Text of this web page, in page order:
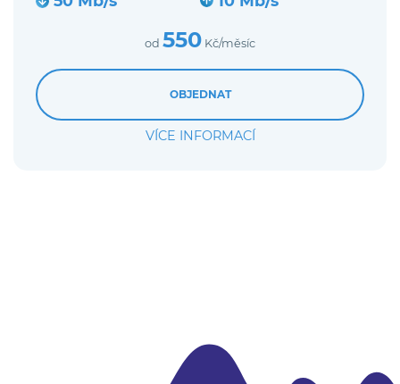
od 550 Kč/měsíc
OBJEDNAT
VÍCE INFORMACÍ